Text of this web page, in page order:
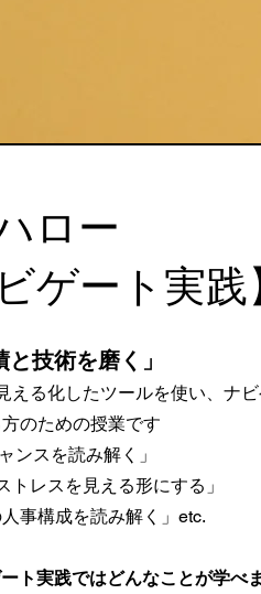
ロー
ゲート実践
と技術を磨く」
える化したツールを使い、ナ
のための授業です
ンスを読み解く」
トレスを見える形にする」
事構成を読み解く」etc.
ト実践ではどんなことが学べ